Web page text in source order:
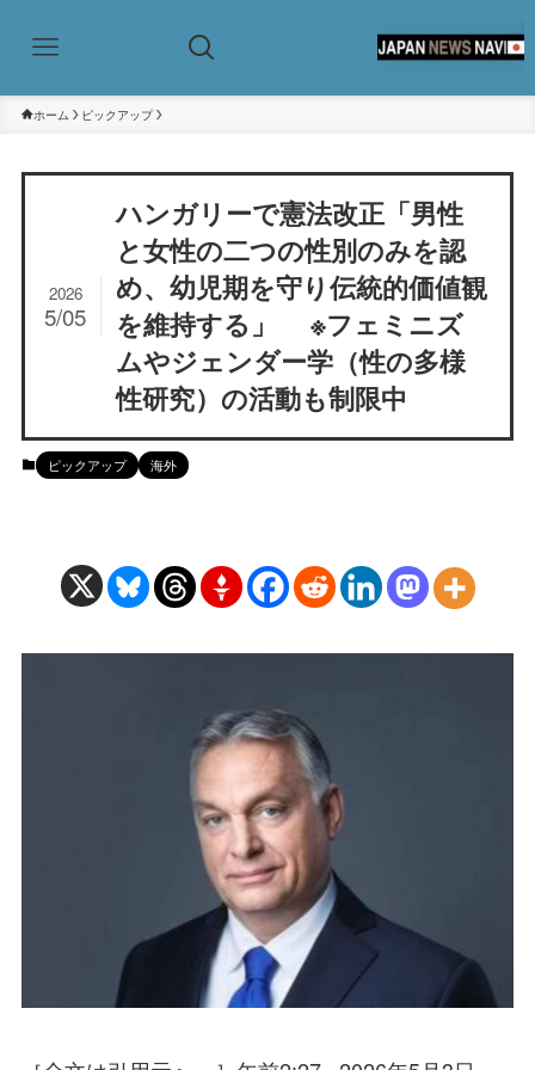
ホーム ピックアップ
ハンガリーで憲法改正「男性
と女性の二つの性別のみを認
め、幼児期を守り伝統的価値観
を維持する」 ※フェミニズ
ムやジェンダー学（性の多様
性研究）の活動も制限中
2026
5/05
ピックアップ 海外